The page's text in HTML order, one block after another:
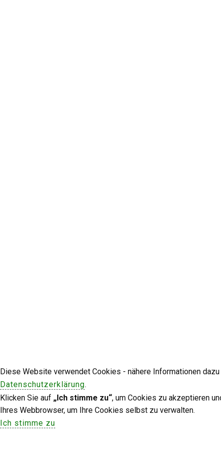
Diese Website verwendet Cookies - nähere Informationen
Datenschutzerklärung.
Klicken Sie auf „Ich stimme zu“, um Cookies zu akzeptieren
Ihres Webbrowser, um Ihre Cookies selbst zu verwalten.
Ich stimme zu